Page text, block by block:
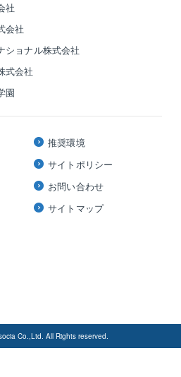
社
会社
ショナル株式会社
式会社
園
推奨環境
サイトポリシー
お問い合わせ
サイトマップ
Co.,Ltd. All Rights reserved.